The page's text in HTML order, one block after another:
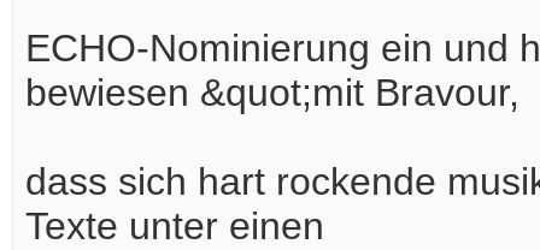
ECHO-Nominierung ein und
bewiesen &quot;mit Bravour,
dass sich hart rockende
Texte unter einen